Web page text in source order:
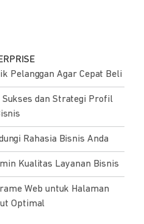
Pelanggan Agar Cepat Beli
Sukses dan Strategi Profil
Rahasia Bisnis Anda
Kualitas Layanan Bisnis
Web untuk Halaman
Optimal